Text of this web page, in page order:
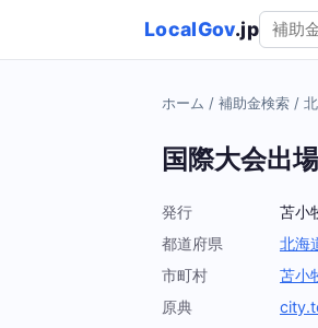
LocalGov.jp
ホーム / 補助金検索 /
国際大会出
発行
苫小
都道府県
北海
市町村
苫小
原典